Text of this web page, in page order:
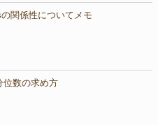
関係性についてメモ
位数の求め方